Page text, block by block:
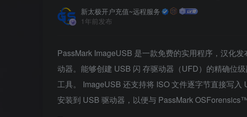
新太极开户充值~远程服务
1年前发布
PassMark ImageUSB 是一款免费的实用程序，汉化
动器。能够创建 USB 闪 存驱动器（UFD）的精确位
工具。 ImageUSB 还支持将 ISO 文件逐字节直接写
安装到 USB 驱动器，以便与 PassMark OSForensics™